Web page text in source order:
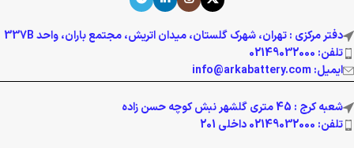
دفتر مرکزی : تهران، شهرک گلستان، میدان اتریش، مجتمع باران، واحد 337B
تلفن: 02149032000
ایمیل: info@arkabattery.com
شعبه کرج : 45 متری گلشهر نبش کوچه حسن زاده
تلفن: 02149032000 داخلی 201